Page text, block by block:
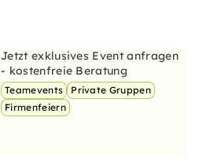
Jetzt exklusives Event anfragen
- kostenfreie Beratung
Teamevents
Private Gruppen
Firmenfeiern